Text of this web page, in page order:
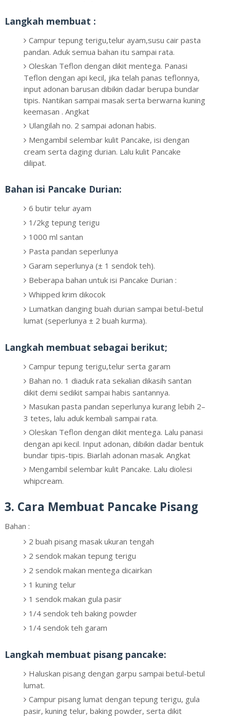
Langkah membuat :
Campur tepung terigu,telur ayam,susu cair pasta
pandan. Aduk semua bahan itu sampai rata.
Oleskan Teflon dengan dikit mentega. Panasi
Teflon dengan api kecil, jika telah panas teflonnya,
input adonan barusan dibikin dadar berupa bundar
tipis. Nantikan sampai masak serta berwarna kuning
keemasan . Angkat
Ulangilah no. 2 sampai adonan habis.
Mengambil selembar kulit Pancake, isi dengan
cream serta daging durian. Lalu kulit Pancake
dilipat.
Bahan isi Pancake Durian:
6 butir telur ayam
1/2kg tepung terigu
1000 ml santan
Pasta pandan seperlunya
Garam seperlunya (± 1 sendok teh).
Beberapa bahan untuk isi Pancake Durian :
Whipped krim dikocok
Lumatkan danging buah durian sampai betul-betul
lumat (seperlunya ± 2 buah kurma).
Langkah membuat sebagai berikut;
Campur tepung terigu,telur serta garam
Bahan no. 1 diaduk rata sekalian dikasih santan
dikit demi sedikit sampai habis santannya.
Masukan pasta pandan seperlunya kurang lebih 2–
3 tetes, lalu aduk kembali sampai rata.
Oleskan Teflon dengan dikit mentega. Lalu panasi
dengan api kecil. Input adonan, dibikin dadar bentuk
bundar tipis-tipis. Biarlah adonan masak. Angkat
Mengambil selembar kulit Pancake. Lalu diolesi
whipcream.
3. Cara Membuat Pancake Pisang
Bahan :
2 buah pisang masak ukuran tengah
2 sendok makan tepung terigu
2 sendok makan mentega dicairkan
1 kuning telur
1 sendok makan gula pasir
1/4 sendok teh baking powder
1/4 sendok teh garam
Langkah membuat pisang pancake:
Haluskan pisang dengan garpu sampai betul-betul
lumat.
Campur pisang lumat dengan tepung terigu, gula
pasir, kuning telur, baking powder, serta dikit